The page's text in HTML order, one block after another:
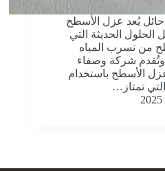
يُعد عزل الأسطح
الحديثة التي
من تسرب المياه
وتُقدم شركة وصفاء
الأسطح باستخدام
تمتاز…